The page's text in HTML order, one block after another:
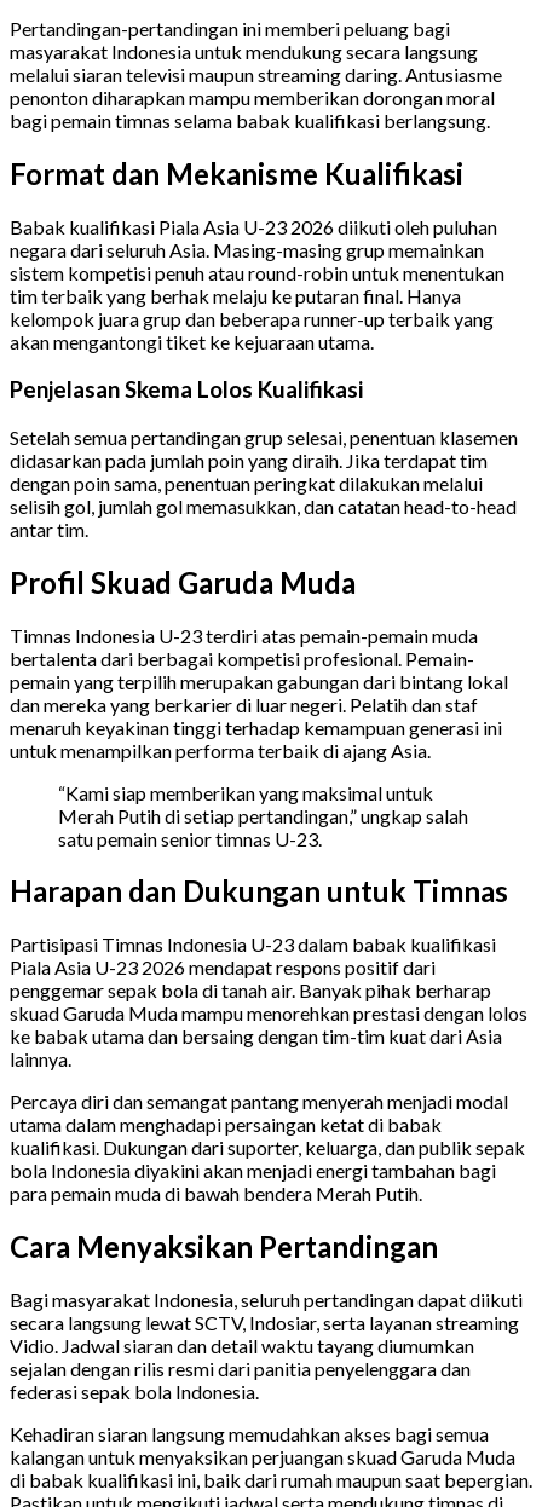
Pertandingan-pertandingan ini memberi peluang bagi
masyarakat Indonesia untuk mendukung secara langsung
melalui siaran televisi maupun streaming daring. Antusiasme
penonton diharapkan mampu memberikan dorongan moral
bagi pemain timnas selama babak kualifikasi berlangsung.
Format dan Mekanisme Kualifikasi
Babak kualifikasi Piala Asia U-23 2026 diikuti oleh puluhan
negara dari seluruh Asia. Masing-masing grup memainkan
sistem kompetisi penuh atau round-robin untuk menentukan
tim terbaik yang berhak melaju ke putaran final. Hanya
kelompok juara grup dan beberapa runner-up terbaik yang
akan mengantongi tiket ke kejuaraan utama.
Penjelasan Skema Lolos Kualifikasi
Setelah semua pertandingan grup selesai, penentuan klasemen
didasarkan pada jumlah poin yang diraih. Jika terdapat tim
dengan poin sama, penentuan peringkat dilakukan melalui
selisih gol, jumlah gol memasukkan, dan catatan head-to-head
antar tim.
Profil Skuad Garuda Muda
Timnas Indonesia U-23 terdiri atas pemain-pemain muda
bertalenta dari berbagai kompetisi profesional. Pemain-
pemain yang terpilih merupakan gabungan dari bintang lokal
dan mereka yang berkarier di luar negeri. Pelatih dan staf
menaruh keyakinan tinggi terhadap kemampuan generasi ini
untuk menampilkan performa terbaik di ajang Asia.
“Kami siap memberikan yang maksimal untuk
Merah Putih di setiap pertandingan,” ungkap salah
satu pemain senior timnas U-23.
Harapan dan Dukungan untuk Timnas
Partisipasi Timnas Indonesia U-23 dalam babak kualifikasi
Piala Asia U-23 2026 mendapat respons positif dari
penggemar sepak bola di tanah air. Banyak pihak berharap
skuad Garuda Muda mampu menorehkan prestasi dengan lolos
ke babak utama dan bersaing dengan tim-tim kuat dari Asia
lainnya.
Percaya diri dan semangat pantang menyerah menjadi modal
utama dalam menghadapi persaingan ketat di babak
kualifikasi. Dukungan dari suporter, keluarga, dan publik sepak
bola Indonesia diyakini akan menjadi energi tambahan bagi
para pemain muda di bawah bendera Merah Putih.
Cara Menyaksikan Pertandingan
Bagi masyarakat Indonesia, seluruh pertandingan dapat diikuti
secara langsung lewat SCTV, Indosiar, serta layanan streaming
Vidio. Jadwal siaran dan detail waktu tayang diumumkan
sejalan dengan rilis resmi dari panitia penyelenggara dan
federasi sepak bola Indonesia.
Kehadiran siaran langsung memudahkan akses bagi semua
kalangan untuk menyaksikan perjuangan skuad Garuda Muda
di babak kualifikasi ini, baik dari rumah maupun saat bepergian.